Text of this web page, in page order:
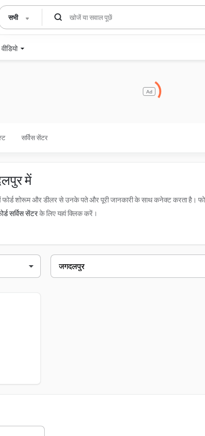
सभी
वीडियो
Ad
सर्विस सेंटर
में
शोरूम और डीलर से उनके पते और पूरी जानकारी के साथ कनेक्ट करता है।
सर्विस सेंटरके लिए यहां क्लिक करें।
परपा, गीदम रोड, जगदलपुर, 494001